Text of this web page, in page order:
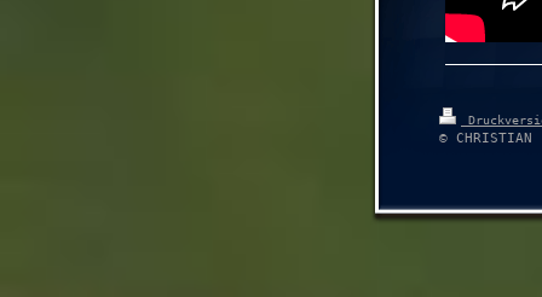
© CHRISTIAN